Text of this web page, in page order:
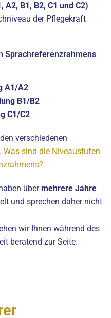
A2, B1, B2, C1 und C2)
der Pflegekraft
Sprachreferenzrahmens
A1/A2
B1/B2
C1/C2
verschiedenen
Was sind die Niveaustufen
übermehrere Jahre
und sprechen daher nicht
wir Ihnen während des
beratend zur Seite.